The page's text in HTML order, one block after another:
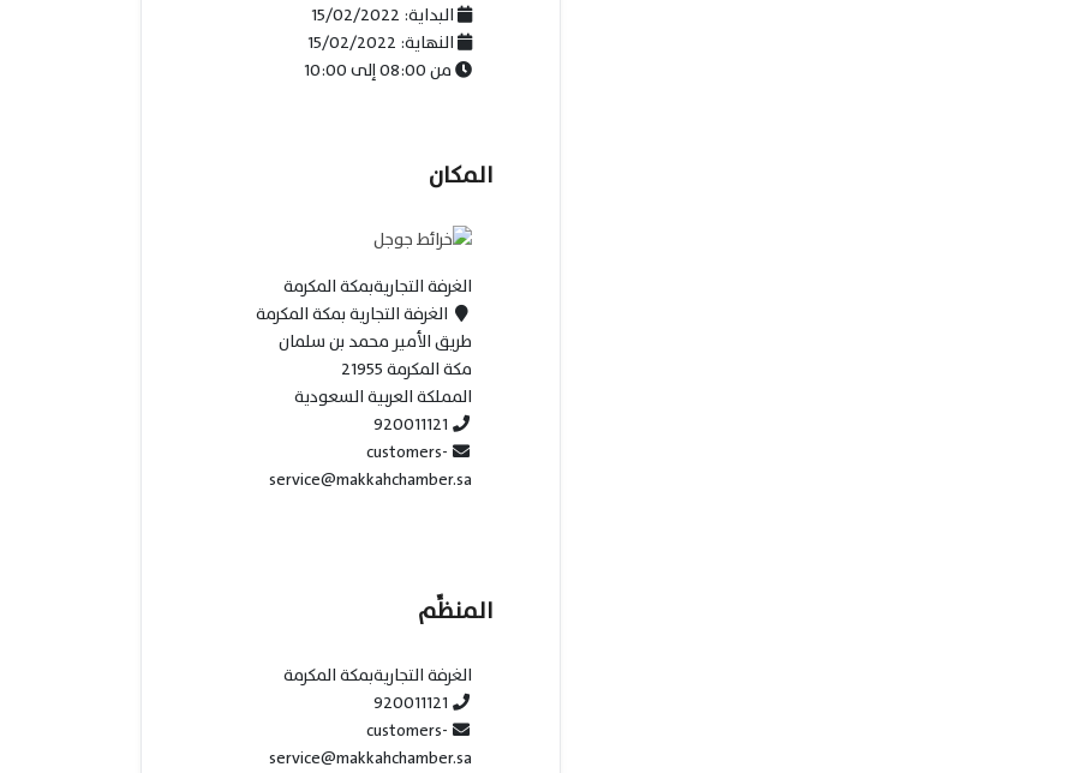
البداية: 15/02/2022
النهاية: 15/02/2022
من08:00إلى10:00
المكان
الغرفة التجاريةبمكة المكرمة
الغرفة التجارية بمكة المكرمة
طريق الأمير محمد بن سلمان
مكة المكرمة 21955
المملكة العربية السعودية
920011121
customers-
service@makkahchamber.sa
المنظِّم
الغرفة التجاريةبمكة المكرمة
920011121
customers-
service@makkahchamber.sa